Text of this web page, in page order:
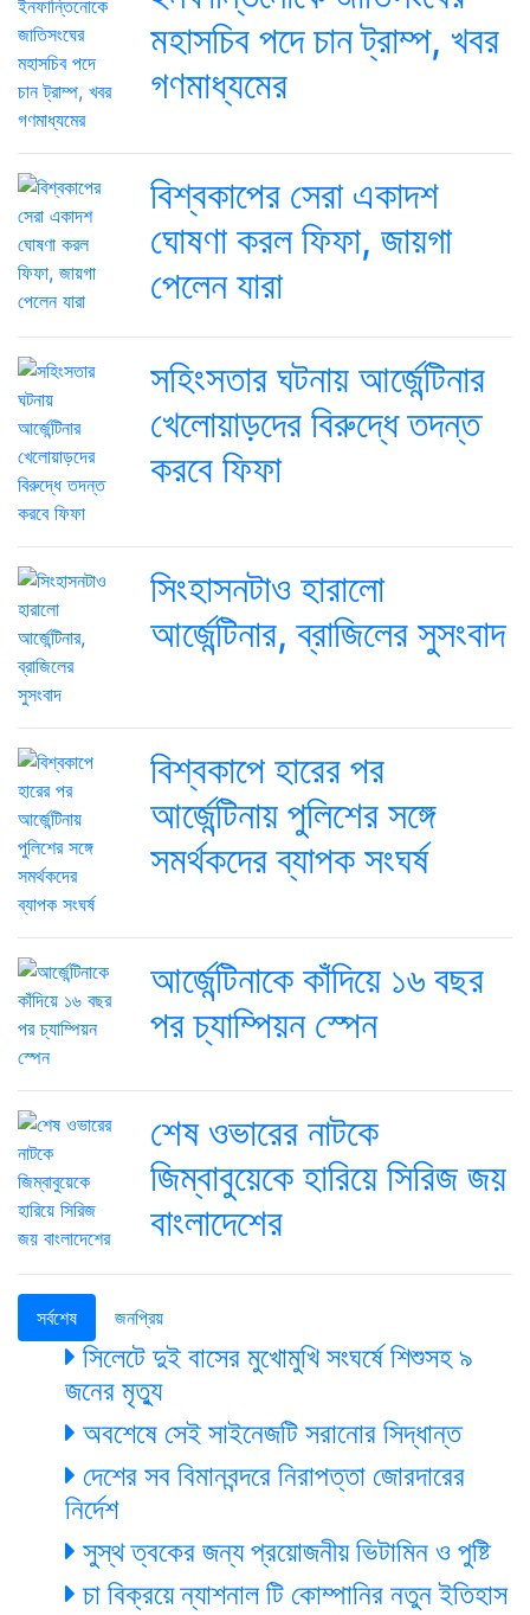
মহাসচিব পদে চান ট্রাম্প, খবর
গণমাধ্যমের
বিশ্বকাপের সেরা একাদশ
ঘোষণা করল ফিফা, জায়গা
পেলেন যারা
সহিংসতার ঘটনায় আর্জেন্টিনার
খেলোয়াড়দের বিরুদ্ধে তদন্ত
করবে ফিফা
সিংহাসনটাও হারালো
আর্জেন্টিনার, ব্রাজিলের সুসংবাদ
বিশ্বকাপে হারের পর
আর্জেন্টিনায় পুলিশের সঙ্গে
সমর্থকদের ব্যাপক সংঘর্ষ
আর্জেন্টিনাকে কাঁদিয়ে ১৬ বছর
পর চ্যাম্পিয়ন স্পেন
শেষ ওভারের নাটকে
জিম্বাবুয়েকে হারিয়ে সিরিজ জয়
বাংলাদেশের
সর্বশেষ জনপ্রিয়
সিলেটে দুই বাসের মুখোমুখি সংঘর্ষে শিশুসহ ৯
জনের মৃত্যু
অবশেষে সেই সাইনেজটি সরানোর সিদ্ধান্ত
দেশের সব বিমানবন্দরে নিরাপত্তা জোরদারের
নির্দেশ
সুস্থ ত্বকের জন্য প্রয়োজনীয় ভিটামিন ও পুষ্টি
চা বিক্রয়ে ন্যাশনাল টি কোম্পানির নতুন ইতিহাস